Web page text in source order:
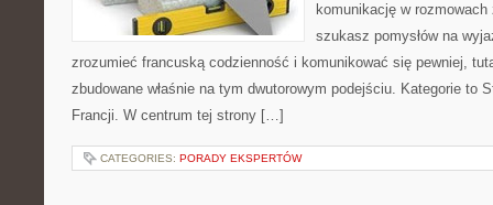
komunikację w
szukasz pomysłów na
zrozumieć francuską codzienność i komunikować się pewniej,
zbudowane właśnie na tym dwutorowym podejściu. Kategorie to
Francji. W centrum tej strony […]
CATEGORIES: PORADY EKSPERTÓW